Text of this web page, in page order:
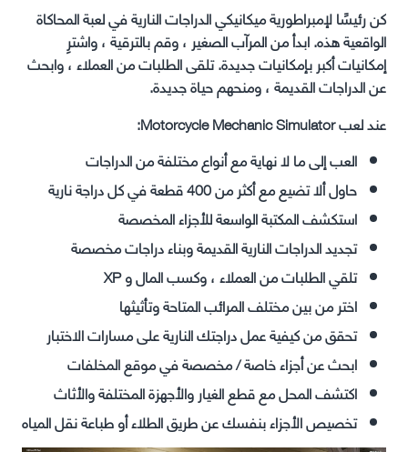
كن رئيسًا لإمبراطورية ميكانيكي الدراجات النارية في لعبة المحاكاة
الواقعية هذه. ابدأ من المرآب الصغير ، وقم بالترقية ، واشترِ
إمكانيات أكبر بإمكانيات جديدة. تلقى الطلبات من العملاء ، وابحث
عن الدراجات القديمة ، ومنحهم حياة جديدة.
عند لعب Motorcycle Mechanic Simulator:
العب إلى ما لا نهاية مع أنواع مختلفة من الدراجات
حاول ألا تضيع مع أكثر من 400 قطعة في كل دراجة نارية
استكشف المكتبة الواسعة للأجزاء المخصصة
تجديد الدراجات النارية القديمة وبناء دراجات مخصصة
تلقي الطلبات من العملاء ، وكسب المال و XP
اختر من بين مختلف المرائب المتاحة وتأثيثها
تحقق من كيفية عمل دراجتك النارية على مسارات الاختبار
ابحث عن أجزاء خاصة / مخصصة في موقع المخلفات
اكتشف المحل مع قطع الغيار والأجهزة المختلفة والأثاث
تخصيص الأجزاء بنفسك عن طريق الطلاء أو طباعة نقل المياه